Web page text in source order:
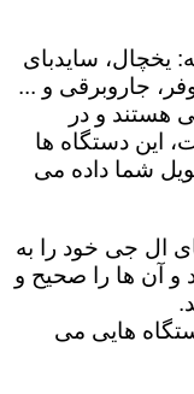
یخچال، سایدبای
جاروبرقی و ...
و در
این دستگاه ها
شما داده می
ال جی خود را به
و آن ها را صحیح و
هایی می